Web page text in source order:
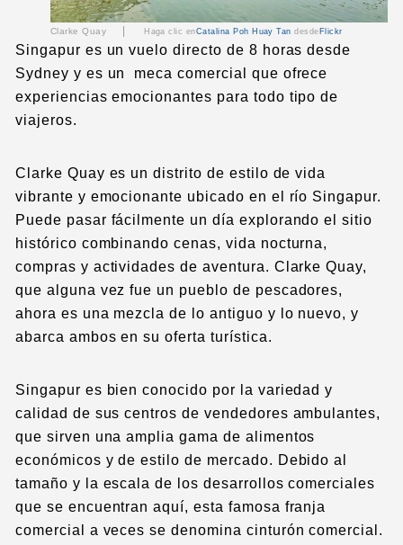
Clarke Quay |Haga clic enCatalina Poh Huay Tan desde Flickr
Singapur es un vuelo directo de 8 horas desde
Sydney y es un meca comercial que ofrece
experiencias emocionantes para todo tipo de
viajeros.
Clarke Quay es un distrito de estilo de vida
vibrante y emocionante ubicado en el río Singapur.
Puede pasar fácilmente un día explorando el sitio
histórico combinando cenas, vida nocturna,
compras y actividades de aventura. Clarke Quay,
que alguna vez fue un pueblo de pescadores,
ahora es una mezcla de lo antiguo y lo nuevo, y
abarca ambos en su oferta turística.
Singapur es bien conocido por la variedad y
calidad de sus centros de vendedores ambulantes,
que sirven una amplia gama de alimentos
económicos y de estilo de mercado. Debido al
tamaño y la escala de los desarrollos comerciales
que se encuentran aquí, esta famosa franja
comercial a veces se denomina cinturón comercial.